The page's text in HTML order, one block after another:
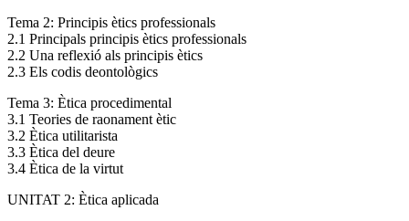
Tema 2: Principis ètics professionals
2.1 Principals principis ètics professionals
2.2 Una reflexió als principis ètics
2.3 Els codis deontològics
Tema 3: Ètica procedimental
3.1 Teories de raonament ètic
3.2 Ètica utilitarista
3.3 Ètica del deure
3.4 Ètica de la virtut
UNITAT 2: Ètica aplicada